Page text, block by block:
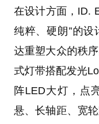
在设计方面，ID.
纯粹、硬朗”的
达重塑大众的秩
式灯带搭配发光
阵LED大灯，点
悬、长轴距、宽